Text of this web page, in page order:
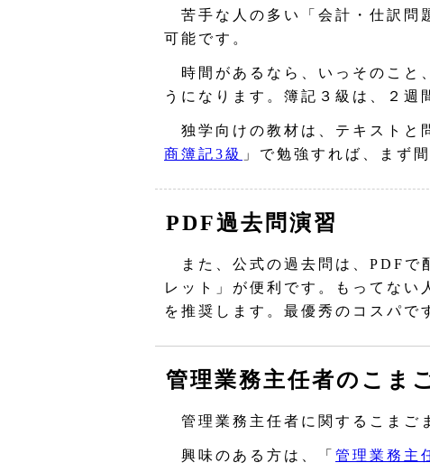
苦手な人の多い「会計・仕訳問
可能です。
時間があるなら、いっそのこと
うになります。簿記３級は、２週
独学向けの教材は、テキストと
商簿記3級 」で勉強すれば、まず
PDF過去問演習
また、公式の過去問は、PDFで
レット」が便利です。もってない
を推奨します。最優秀のコスパで
管理業務主任者のこま
管理業務主任者に関するこまご
興味のある方は、「 管理業務主